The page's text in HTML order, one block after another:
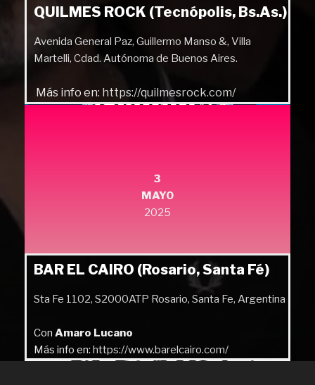
QUILMES ROCK (Tecnópolis, Bs.As.)
Avenida General Paz, Guillermo Manso &, Villa
Martelli, Cdad. Autónoma de Buenos Aires.
Más info en: https://quilmesrock.com/
3
MAYO
2025
BAR EL CAIRO (Rosario, Santa Fé)
Sta Fe 1102, S2000ATP Rosario, Santa Fe, Argentina
Con Amaro Lucano
Más info en: https://www.barelcairo.com/